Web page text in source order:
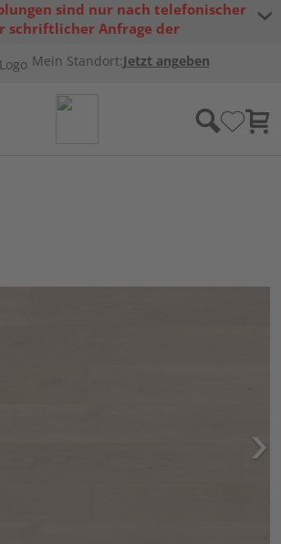
sind nur nach telefonischer
schriftlicher Anfrage der
Mein Standort:Jetzt angeben